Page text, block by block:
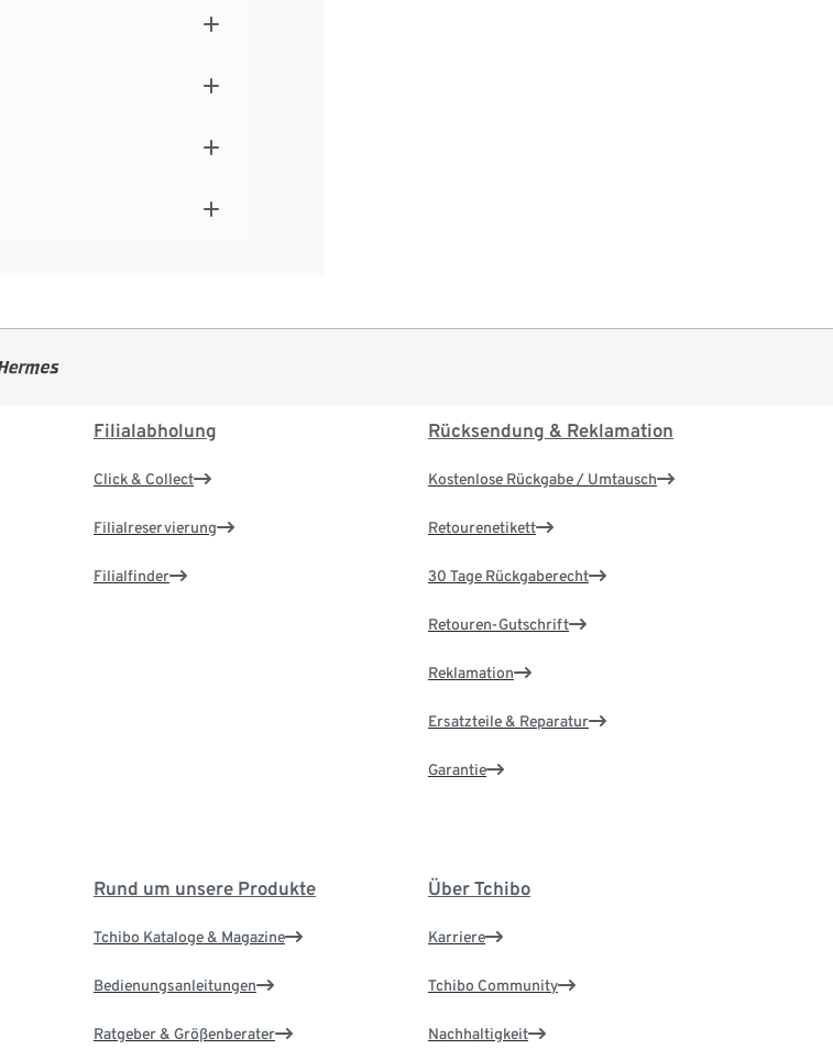
Filialabholung
Click & Collect
Filialreservierung
Filialfinder
Rücksendung & Reklamation
Kostenlose Rückgabe / Umtausch
Retourenetikett
30 Tage Rückgaberecht
Retouren-Gutschrift
Reklamation
Ersatzteile & Reparatur
Garantie
Rund um unsere Produkte
Tchibo Kataloge & Magazine
Bedienungsanleitungen
Ratgeber & Größenberater
Über Tchibo
Karriere
Tchibo Community
Nachhaltigkeit